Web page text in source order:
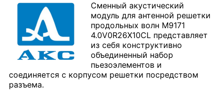
Сменный акустический
модуль для антенной решетки
продольных волн M9171
4.0V0R26X10CL представляет
из себя конструктивно
объединенный набор
пьезоэлементов и
соединяется с корпусом решетки посредством
разъема.